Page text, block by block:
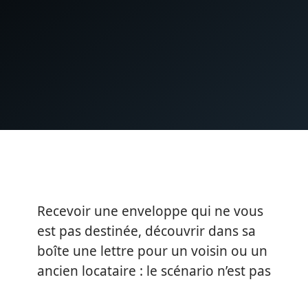
Recevoir une enveloppe qui ne vous
est pas destinée, découvrir dans sa
boîte une lettre pour un voisin ou un
ancien locataire : le scénario n’est pas